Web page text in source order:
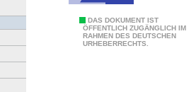
DAS DOKUMENT IST
ÖFFENTLICH ZUGÄNGLICH IM
RAHMEN DES DEUTSCHEN
URHEBERRECHTS.